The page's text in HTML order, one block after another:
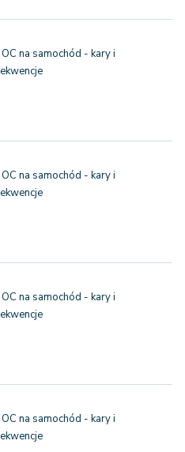
na samochód - kary i
na samochód - kary i
na samochód - kary i
na samochód - kary i